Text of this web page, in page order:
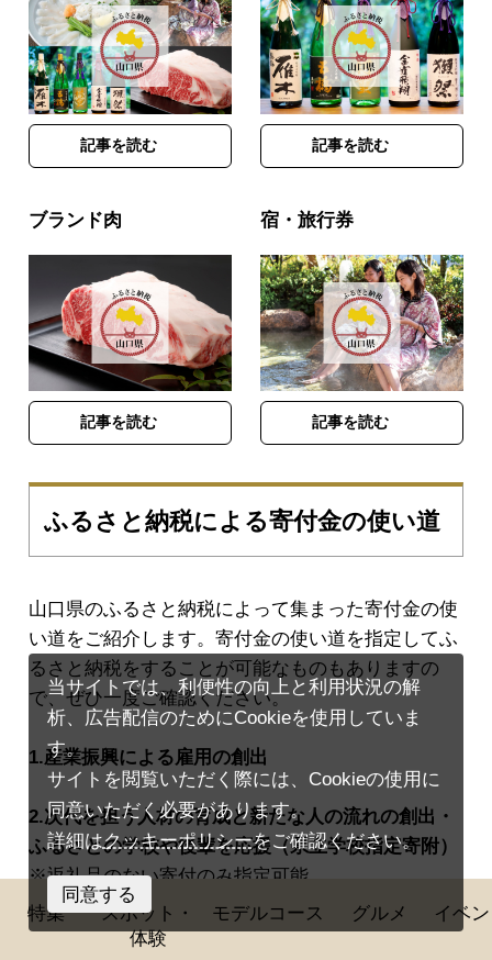
記事を読む 記事を読む
ブランド肉
記事を読む
宿・旅行券
記事を読む
ふるさと納税による寄付金の使い道
山口県のふるさと納税によって集まった寄付金の使
い道をご紹介します。寄付金の使い道を指定してふ
るさと納税をすることが可能なものもありますの
で、ぜひ一度ご確認ください。
1.産業振興による雇用の創出
2.次代を担う人材の育成と新たな人の流れの創出・
ふるさとの学校や後輩を応援（県立学校指定寄附）
※返礼品のない寄付のみ指定可能。
3.次代を担う人材の育成と新たな人の流れの創出・
人気記事ランキング
特集
スポット・
体験
モデルコース グルメ イベ
当サイトでは、利便性の向上と利用状況の解
析、広告配信のためにCookieを使用していま
す。
サイトを閲覧いただく際には、Cookieの使用に
同意いただく必要があります。
詳細はクッキーポリシーをご確認ください。
同意する